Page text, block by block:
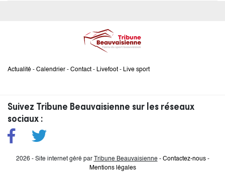
Actualité - Calendrier - Contact - Livefoot - Live sport
Suivez Tribune Beauvaisienne sur les réseaux
sociaux :
2026 - Site internet géré par Tribune Beauvaisienne- Contactez-nous-
Mentions légales